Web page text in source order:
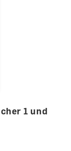
1 und